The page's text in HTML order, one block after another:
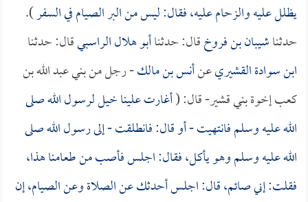
يظلل عليه والزحام عليه، فقال: ليس من البر الصيام في السفر).
حدثناشيبان بن فروخقال: حدثناأبو هلال الراسبيقال: حدثنا
ابن سوادة القشيريعنأنس بن مالك- رجل من بني عبد الله بن
كعب إخوة بني قشير- قال: (أغارت علينا خيل لرسول الله صلى
الله عليه وسلم فانتهيت - أو قال: فانطلقت - إلى رسول الله صلى
الله عليه وسلم وهو يأكل، فقال: اجلس فأصب من طعامنا هذا،
فقلت: إني صائم، قال: اجلس أحدثك عن الصلاة وعن الصيام، إن